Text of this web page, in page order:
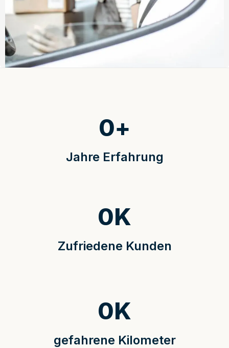
Jahre Erfahrung
0+
Zufriedene Kunden
0K
gefahrene Kilometer
0K